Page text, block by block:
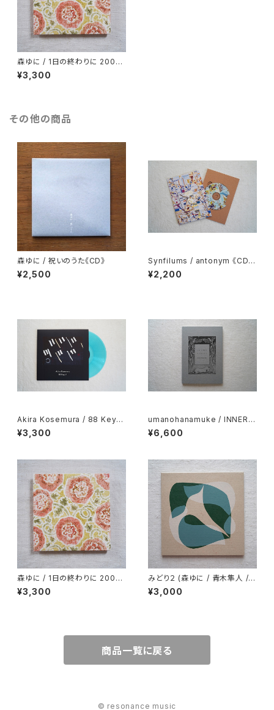
森ゆに / 1日の終わりに 2009-
2011《CD》
¥3,300
その他の商品
森ゆに / 祝いのうた《CD》
¥2,500
Synfilums / antonym 《CD》
2026
¥2,200
Akira Kosemura / 88 Keys
Ⅱ 《LP》
¥3,300
umanohanamuke / INNER F
OREST 《作品写真集》
¥6,600
森ゆに / 1日の終わりに 2009-
2011《CD》
¥3,300
みどり２ (森ゆに / 青木隼人 /
田辺玄)《CD》
¥3,000
商品一覧に戻る
© resonance music